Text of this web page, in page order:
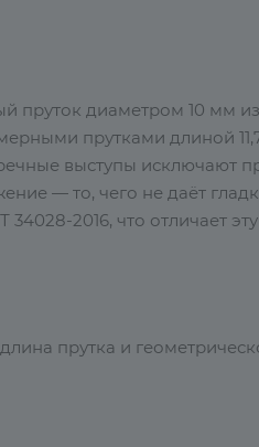
пруток диаметром 10 мм из
прутками длиной 11,7
выступы исключают
— то, чего не даёт
2016, что отличает
прутка и